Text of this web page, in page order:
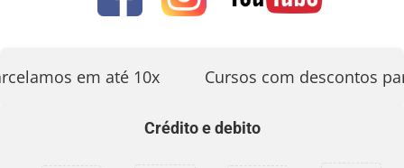
em até 10x Cursos com descontos
Crédito e debito